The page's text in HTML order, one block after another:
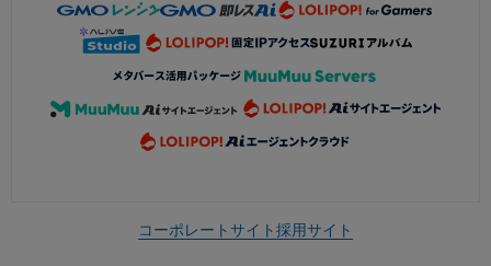
コーポレートサイト採用サイト